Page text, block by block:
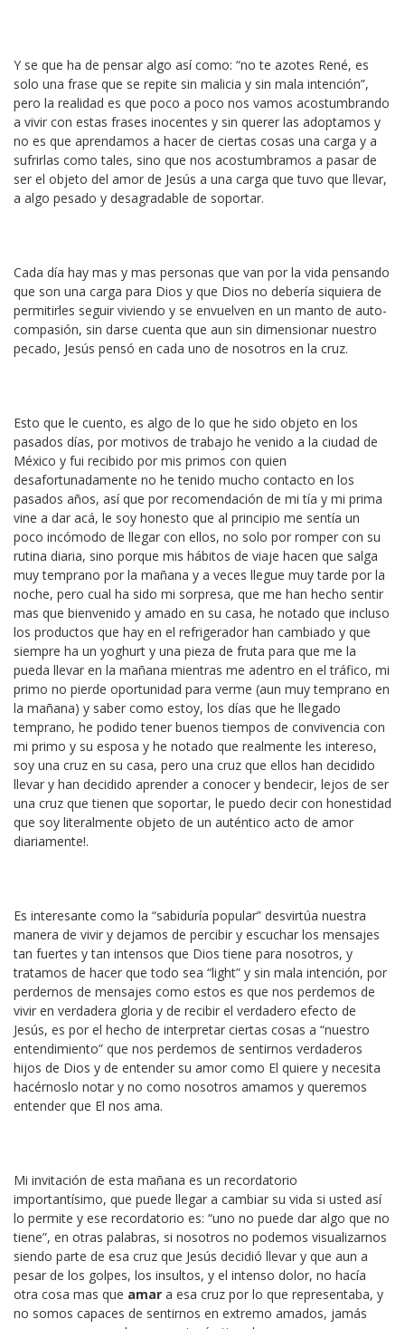
Y se que ha de pensar algo así como: “no te azotes René, es
solo una frase que se repite sin malicia y sin mala intención”,
pero la realidad es que poco a poco nos vamos acostumbrando
a vivir con estas frases inocentes y sin querer las adoptamos y
no es que aprendamos a hacer de ciertas cosas una carga y a
sufrirlas como tales, sino que nos acostumbramos a pasar de
ser el objeto del amor de Jesús a una carga que tuvo que llevar,
a algo pesado y desagradable de soportar.
Cada día hay mas y mas personas que van por la vida pensando
que son una carga para Dios y que Dios no debería siquiera de
permitirles seguir viviendo y se envuelven en un manto de auto-
compasión, sin darse cuenta que aun sin dimensionar nuestro
pecado, Jesús pensó en cada uno de nosotros en la cruz.
Esto que le cuento, es algo de lo que he sido objeto en los
pasados días, por motivos de trabajo he venido a la ciudad de
México y fui recibido por mis primos con quien
desafortunadamente no he tenido mucho contacto en los
pasados años, así que por recomendación de mi tía y mi prima
vine a dar acá, le soy honesto que al principio me sentía un
poco incómodo de llegar con ellos, no solo por romper con su
rutina diaria, sino porque mis hábitos de viaje hacen que salga
muy temprano por la mañana y a veces llegue muy tarde por la
noche, pero cual ha sido mi sorpresa, que me han hecho sentir
mas que bienvenido y amado en su casa, he notado que incluso
los productos que hay en el refrigerador han cambiado y que
siempre ha un yoghurt y una pieza de fruta para que me la
pueda llevar en la mañana mientras me adentro en el tráfico, mi
primo no pierde oportunidad para verme (aun muy temprano en
la mañana) y saber como estoy, los días que he llegado
temprano, he podido tener buenos tiempos de convivencia con
mi primo y su esposa y he notado que realmente les intereso,
soy una cruz en su casa, pero una cruz que ellos han decidido
llevar y han decidido aprender a conocer y bendecir, lejos de ser
una cruz que tienen que soportar, le puedo decir con honestidad
que soy literalmente objeto de un auténtico acto de amor
diariamente!.
Es interesante como la “sabiduría popular” desvirtúa nuestra
manera de vivir y dejamos de percibir y escuchar los mensajes
tan fuertes y tan intensos que Dios tiene para nosotros, y
tratamos de hacer que todo sea “light” y sin mala intención, por
perdernos de mensajes como estos es que nos perdemos de
vivir en verdadera gloria y de recibir el verdadero efecto de
Jesús, es por el hecho de interpretar ciertas cosas a “nuestro
entendimiento” que nos perdemos de sentirnos verdaderos
hijos de Dios y de entender su amor como El quiere y necesita
hacérnoslo notar y no como nosotros amamos y queremos
entender que El nos ama.
Mi invitación de esta mañana es un recordatorio
importantísimo, que puede llegar a cambiar su vida si usted así
lo permite y ese recordatorio es: “uno no puede dar algo que no
tiene”, en otras palabras, si nosotros no podemos visualizarnos
siendo parte de esa cruz que Jesús decidió llevar y que aun a
pesar de los golpes, los insultos, y el intenso dolor, no hacía
otra cosa mas que amar a esa cruz por lo que representaba, y
no somos capaces de sentirnos en extremo amados, jamás